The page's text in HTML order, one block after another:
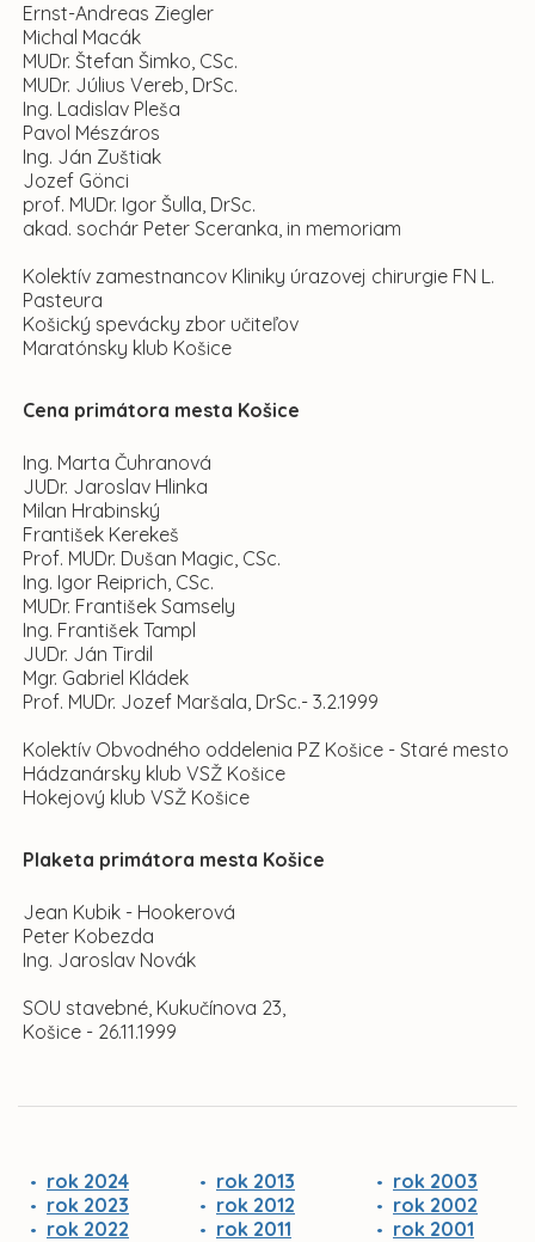
Ernst-Andreas Ziegler
Michal Macák
MUDr. Štefan Šimko, CSc.
MUDr. Július Vereb, DrSc.
Ing. Ladislav Pleša
Pavol Mészáros
Ing. Ján Zuštiak
Jozef Gönci
prof. MUDr. Igor Šulla, DrSc.
akad. sochár Peter Sceranka, in memoriam
Kolektív zamestnancov Kliniky úrazovej chirurgie FN L.
Pasteura
Košický spevácky zbor učiteľov
Maratónsky klub Košice
Cena primátora mesta Košice
Ing. Marta Čuhranová
JUDr. Jaroslav Hlinka
Milan Hrabinský
František Kerekeš
Prof. MUDr. Dušan Magic, CSc.
Ing. Igor Reiprich, CSc.
MUDr. František Samsely
Ing. František Tampl
JUDr. Ján Tirdil
Mgr. Gabriel Kládek
Prof. MUDr. Jozef Maršala, DrSc.- 3.2.1999
Kolektív Obvodného oddelenia PZ Košice - Staré mesto
Hádzanársky klub VSŽ Košice
Hokejový klub VSŽ Košice
Plaketa primátora mesta Košice
Jean Kubik - Hookerová
Peter Kobezda
Ing. Jaroslav Novák
SOU stavebné, Kukučínova 23,
Košice - 26.11.1999
rok 2024
rok 2023
rok 2022
rok 2013
rok 2012
rok 2011
rok 2003
rok 2002
rok 2001